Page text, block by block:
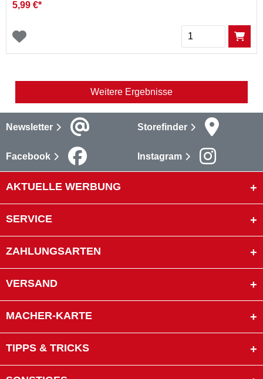
5,99 €*
Menge
Weitere Ergebnisse
Newsletter Storefinder
Facebook Instagram
AKTUELLE WERBUNG
SERVICE
ZAHLUNGSARTEN
VERSAND
MACHER-KARTE
TIPPS & TRICKS